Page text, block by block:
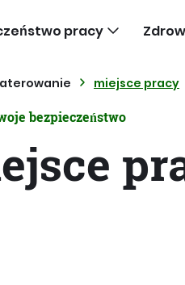
pracy
miejsce pracy
bezpieczeństwo